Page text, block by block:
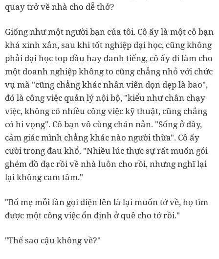
quay trở về nhà cho dễ thở?
Giống như một người bạn của tôi. Cô ấy là một cô bạn
khá xinh xắn, sau khi tốt nghiệp đại học, cũng không
phải đại học top đầu hay danh tiếng, cô ấy đi làm cho
một doanh nghiệp không to cũng chẳng nhỏ với chức
vụ mà "cũng chẳng khác nhân viên dọn dẹp là bao",
đó là công việc quản lý nội bộ, "kiểu như chân chạy
việc, không có nhiều công việc kỹ thuật, cũng chẳng
có hi vọng". Cô bạn vô cùng chán nản. "Sống ở đây,
cảm giác mình chẳng khác nào người thừa". Cô ấy
cười trong đau khổ. "Nhiều lúc thực sự rất muốn gói
ghém đồ đạc rồi về nhà luôn cho rồi, nhưng nghĩ lại
lại không cam tâm."
"Bố mẹ mỗi lần gọi điện lên là lại muốn tớ về, họ tìm
được một công việc ổn định ở quê cho tớ rồi."
"Thế sao cậu không về?"